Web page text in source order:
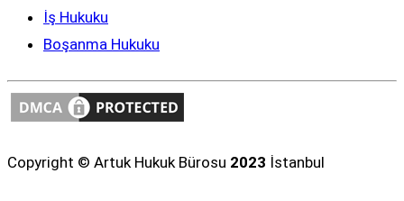
İş Hukuku
Boşanma Hukuku
Copyright © Artuk Hukuk Bürosu 2023 İstanbul